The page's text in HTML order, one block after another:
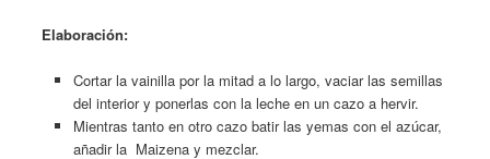
Elaboración:
Cortar la vainilla por la mitad a lo largo, vaciar las semillas
del interior y ponerlas con la leche en un cazo a hervir.
Mientras tanto en otro cazo batir las yemas con el azúcar,
añadir la Maizena y mezclar.